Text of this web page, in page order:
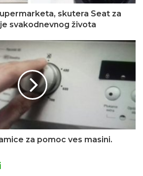
skutera Seat za
svakodnevnog života
za pomoc ves masini.